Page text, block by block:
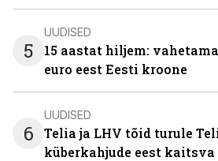
5
UUDISED
15 aastat hiljem:
euro eest Eesti kroone
6
UUDISED
Telia ja LHV tõid turule
küberkahjude eest